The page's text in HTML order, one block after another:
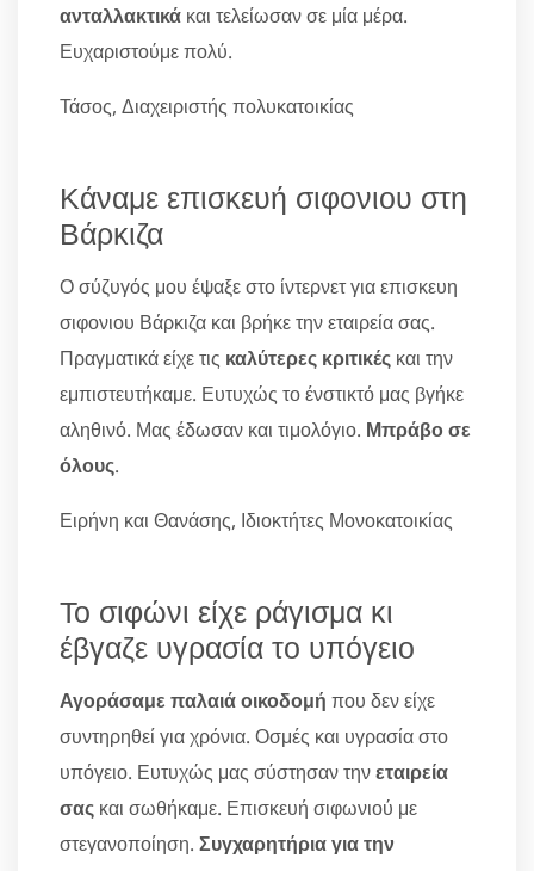
ανταλλακτικά και τελείωσαν σε μία μέρα.
Ευχαριστούμε πολύ.
Τάσος, Διαχειριστής πολυκατοικίας
Κάναμε επισκευή σιφονιου στη
Βάρκιζα
Ο σύζυγός μου έψαξε στο ίντερνετ για επισκευη
σιφονιου Βάρκιζα και βρήκε την εταιρεία σας.
Πραγματικά είχε τις καλύτερες κριτικές και την
εμπιστευτήκαμε. Ευτυχώς το ένστικτό μας βγήκε
αληθινό. Μας έδωσαν και τιμολόγιο. Μπράβο σε
όλους.
Ειρήνη και Θανάσης, Ιδιοκτήτες Μονοκατοικίας
Το σιφώνι είχε ράγισμα κι
έβγαζε υγρασία το υπόγειο
Αγοράσαμε παλαιά οικοδομή που δεν είχε
συντηρηθεί για χρόνια. Οσμές και υγρασία στο
υπόγειο. Ευτυχώς μας σύστησαν τηνεταιρεία
σας και σωθήκαμε. Επισκευή σιφωνιού με
στεγανοποίηση. Συγχαρητήρια για την